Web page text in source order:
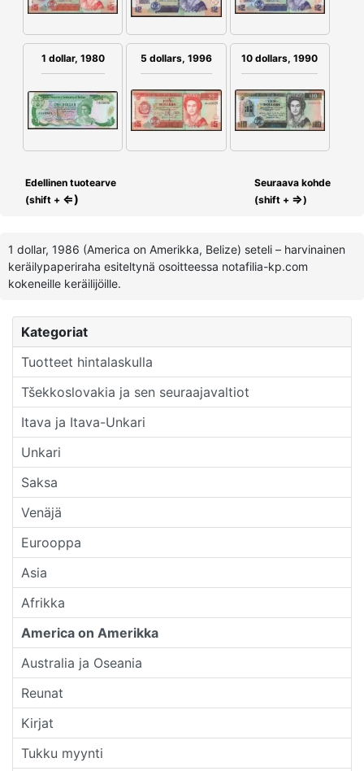
Kategoriat
Tuotteet hintalaskulla
Tšekkoslovakia ja sen seuraajavaltiot
Itava ja Itava-Unkari
Unkari
Saksa
Venäjä
Eurooppa
Asia
Afrikka
America on Amerikka
Australia ja Oseania
Reunat
Kirjat
Tukku myynti
1 dollar, 1980 5 dollars, 1996 10 dollars, 1990
Edellinen tuotearve
(shift + ⇐)
Seuraava kohde
(shift + ⇒)
1 dollar, 1986 (America on Amerikka, Belize) seteli – harvinainen
keräilypaperiraha esiteltynä osoitteessa notafilia-kp.com
kokeneille keräilijöille.